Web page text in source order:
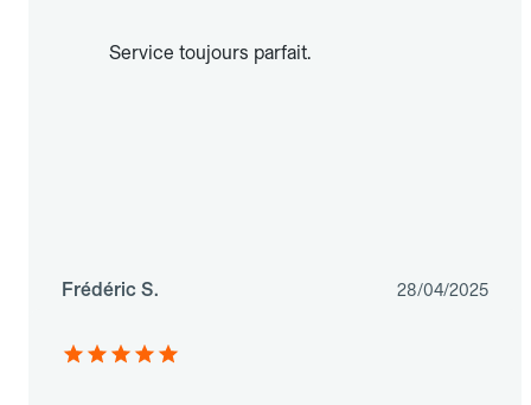
Service toujours parfait.
Frédéric S. 28/04/2025